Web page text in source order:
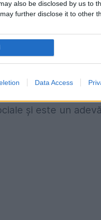
also be disclosed by us to
further disclose it to other
Data Access
și la adolescent a
sau ambii
este plecat,
este și
măsură. Depresia
de dizabilitate în
și este un